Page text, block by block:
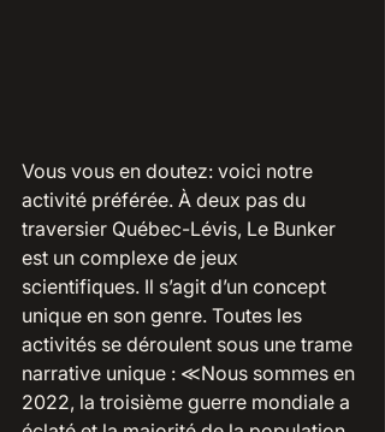
Vous vous en doutez: voici notre
activité préférée. À deux pas du
traversier Québec-Lévis, Le Bunker
est un complexe de jeux
scientifiques. Il s’agit d’un concept
unique en son genre. Toutes les
activités se déroulent sous une trame
narrative unique : ≪Nous sommes en
2022, la troisième guerre mondiale a